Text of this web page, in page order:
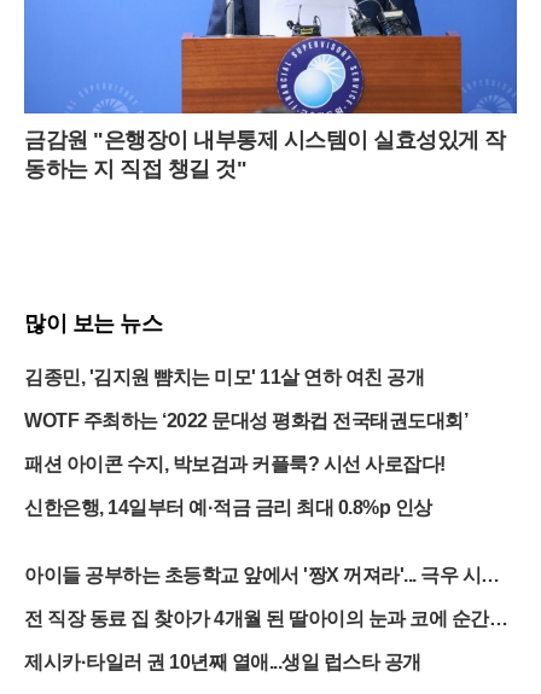
금감원 "은행장이 내부통제 시스템이 실효성있게 작
동하는 지 직접 챙길 것"
많이 보는 뉴스
김종민, '김지원 뺨치는 미모' 11살 연하 여친 공개
WOTF 주최하는 ‘2022 문대성 평화컵 전국태권도대회’
패션 아이콘 수지, 박보검과 커플룩? 시선 사로잡다!
신한은행, 14일부터 예·적금 금리 최대 0.8%p 인상
아이들 공부하는 초등학교 앞에서 '짱X 꺼져라'... 극우 시위
대의 민낯
전 직장 동료 집 찾아가 4개월 된 딸아이의 눈과 코에 순간접
착제 뿌려
제시카·타일러 권 10년째 열애...생일 럽스타 공개